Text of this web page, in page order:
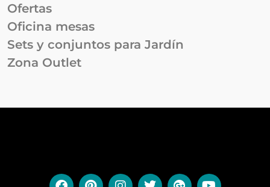
Ofertas
Oficina mesas
Sets y conjuntos para Jardín
Zona Outlet